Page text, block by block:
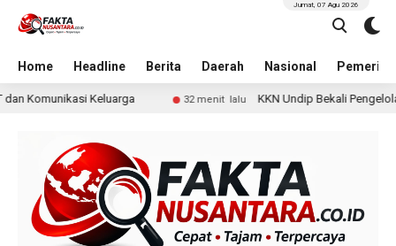
Home Headline Berita Daerah Nasional
Jumat, 07 Agu 2026
32 menit lalu KKN Undip Bekali Pengelola BUMDes Dalangan